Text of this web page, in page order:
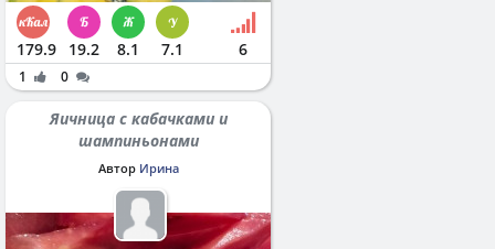
179.9 19.2 8.1 7.1 6
1 0
Яичница с кабачками и
шампиньонами
Автор Ирина